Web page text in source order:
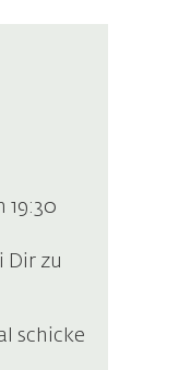
19:30
Dir zu
schicke